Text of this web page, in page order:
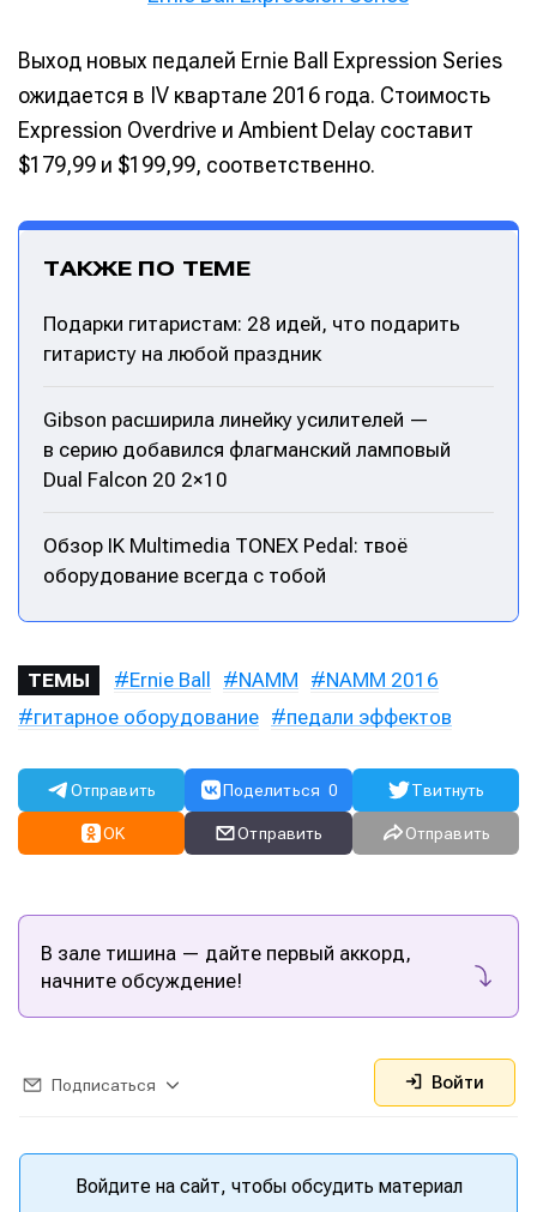
Исполнение
Инструменты
Исполнение
Инструменты
Выход новых педалей Ernie Ball Expression Series
ожидается в IV квартале 2016 года. Стоимость
Expression Overdrive и Ambient Delay составит
$179,99 и $199,99, соответственно.
ТАКЖЕ ПО ТЕМЕ
Подарки гитаристам: 28 идей, что подарить
гитаристу на любой праздник
Gibson расширила линейку усилителей —
в серию добавился флагманский ламповый
Dual Falcon 20 2×10
Обзор IK Multimedia TONEX Pedal: твоё
оборудование всегда с тобой
ТЕМЫ Ernie Ball NAMM
NAMM 2016
гитарное оборудование
педали эффектов
Отправить Поделиться 0 Твитнуть
OK Отправить Отправить
В зале тишина — дайте первый аккорд,
начните обсуждение!
Подписаться Войти
Войдите на сайт, чтобы обсудить материал